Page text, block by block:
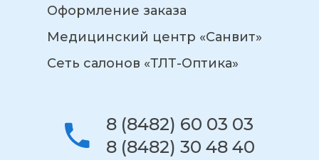
Оформление заказа
Медицинский центр «Санвит»
Сеть салонов «ТЛТ-Оптика»
8 (8482) 60 03 03
8 (8482) 30 48 40